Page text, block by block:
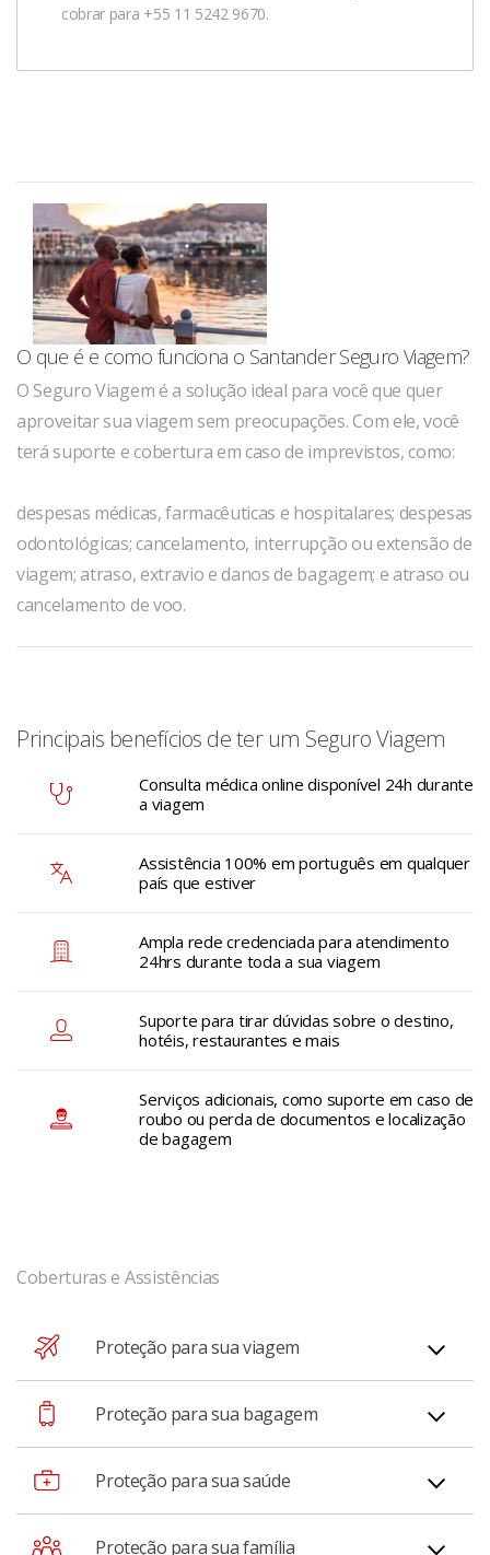
cobrar para +55 11 5242 9670.
O que é e como funciona o Santander Seguro Viagem?
O Seguro Viagem é a solução ideal para você que quer
aproveitar sua viagem sem preocupações. Com ele, você
terá suporte e cobertura em caso de imprevistos, como:
despesas médicas, farmacêuticas e hospitalares; despesas
odontológicas; cancelamento, interrupção ou extensão de
viagem; atraso, extravio e danos de bagagem; e atraso ou
cancelamento de voo.
Principais benefícios de ter um Seguro Viagem
Consulta médica online disponível 24h durante
a viagem
Assistência 100% em português em qualquer
país que estiver
Ampla rede credenciada para atendimento
24hrs durante toda a sua viagem
Suporte para tirar dúvidas sobre o destino,
hotéis, restaurantes e mais
Serviços adicionais, como suporte em caso de
roubo ou perda de documentos e localização
de bagagem
Coberturas e Assistências
Proteção para sua viagem
Atraso ou cancelamento de voo
Com essa opção, você tem direito ao reembolso de
despesas não reembolsadas pela companhia aérea,
como: hospedagens, refeições (sem bebidas alcoólicas),
ligações telefônicas, táxis e despesas médicas (desde
Proteção para sua bagagem
Atraso na bagagem
Para sua segurança, essa cobertura garante o
Proteção para sua saúde
Despesas médicas e hospitalares
Proteção para sua família